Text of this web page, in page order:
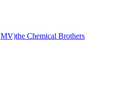
MV)the Chemical Brothers